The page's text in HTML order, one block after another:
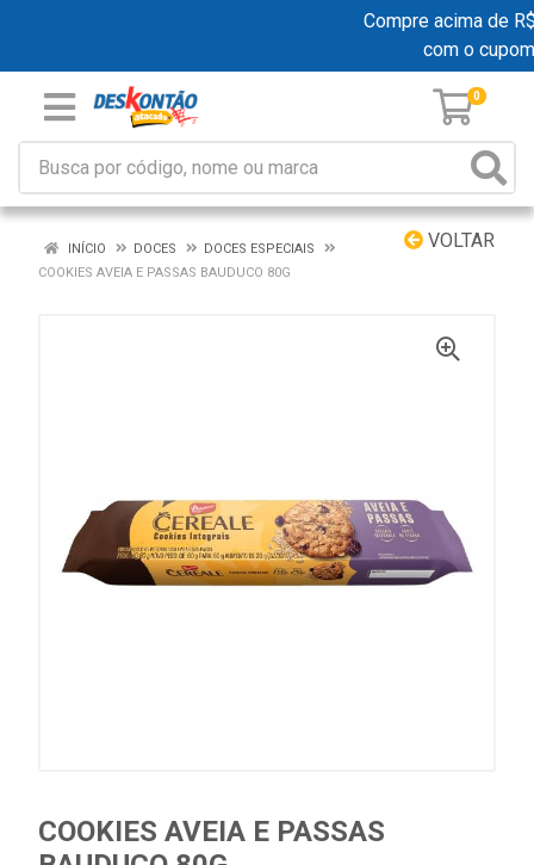
Compre acima de
com o cupom
0
VOLTAR
INÍCIO DOCES
DOCES ESPECIAIS
COOKIES AVEIA E PASSAS BAUDUCO 80G
COOKIES AVEIA E PASSAS